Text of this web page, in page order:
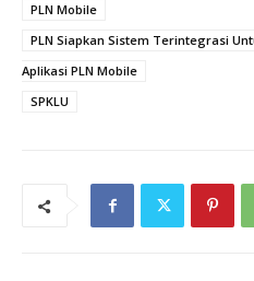
PLN Mobile
PLN Siapkan Sistem Terintegrasi
Aplikasi PLN Mobile
SPKLU